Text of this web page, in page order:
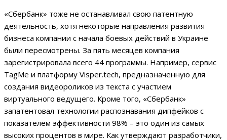
«Сбербанк» тоже не останавливал свою патентную
деятельность, хотя некоторые направления развития
бизнеса компании с начала боевых действий в Украине
были пересмотрены. За пять месяцев компания
зарегистрировала всего 44 программы. Например, сервис
TagMe и платформу Visper.tech, предназначенную для
создания видеороликов из текста с участием
виртуального ведущего. Кроме того, «Сбербанк»
запатентовал технологии распознавания дипфейков с
показателем эффективности 98% – это один из самых
высоких процентов в мире. Как утверждают разработчики,